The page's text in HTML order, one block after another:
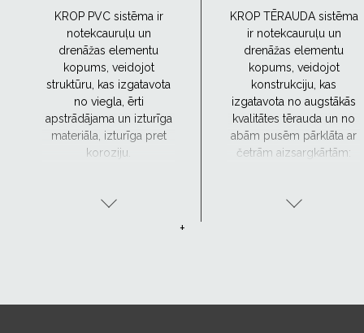
KROP PVC sistēma ir
notekcauruļu un
drenāžas elementu
kopums, veidojot
struktūru, kas izgatavota
no viegla, ērti
apstrādājama un izturīga
materiāla, izturīga pret
koroziju.
KROP TĒRAUDA sistēma
ir notekcauruļu un
drenāžas elementu
kopums, veidojot
konstrukciju, kas
izgatavota no augstākās
kvalitātes tērauda un no
abām pusēm pārklāta ar
četrām aizsargkārtām:
pārklājumu.
+